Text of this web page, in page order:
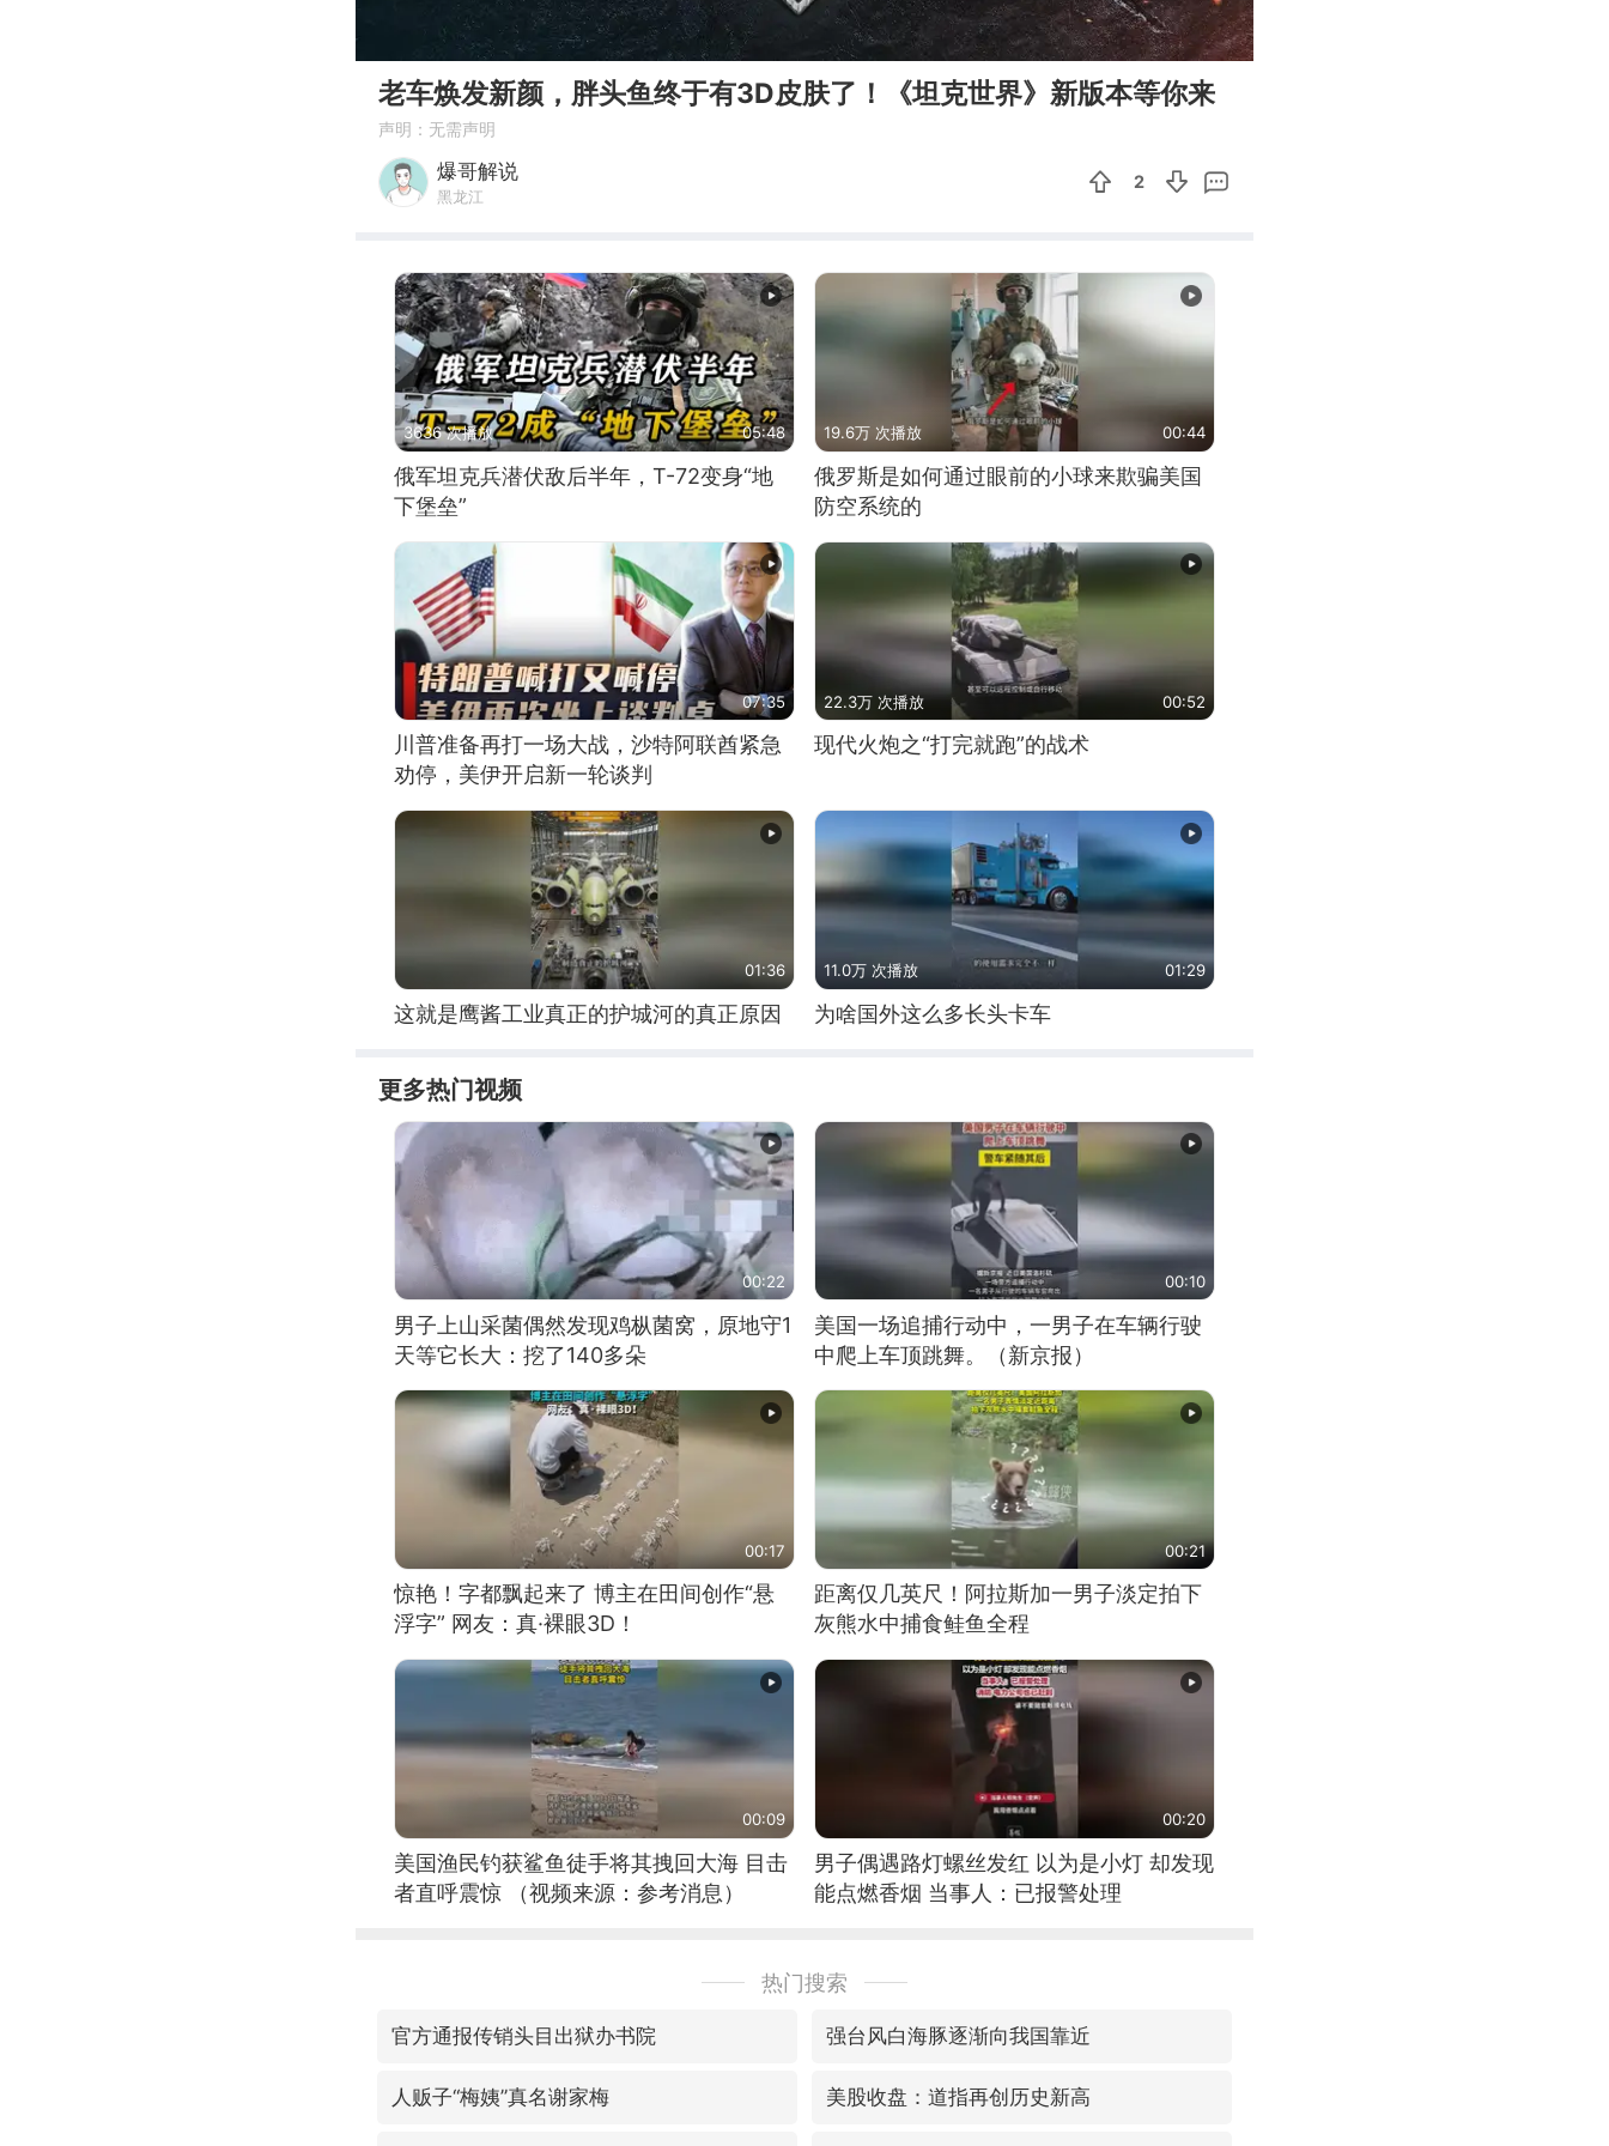
00:56
老车焕发新颜，胖头鱼终于有3D皮肤了！《坦克世界》新版本等你来
声明：无需声明
爆哥解说
黑龙江
2
3636 次播放 05:48
俄军坦克兵潜伏敌后半年，T-72变身“地
下堡垒”
19.6万 次播放 00:44
俄罗斯是如何通过眼前的小球来欺骗美国
防空系统的
07:35
川普准备再打一场大战，沙特阿联酋紧急
劝停，美伊开启新一轮谈判
22.3万 次播放 00:52
现代火炮之“打完就跑”的战术
01:36
这就是鹰酱工业真正的护城河的真正原因
11.0万 次播放 01:29
为啥国外这么多长头卡车
更多热门视频
00:22
男子上山采菌偶然发现鸡枞菌窝，原地守1
天等它长大：挖了140多朵
00:10
美国一场追捕行动中，一男子在车辆行驶
中爬上车顶跳舞。（新京报）
00:17
惊艳！字都飘起来了 博主在田间创作“悬
浮字” 网友：真·裸眼3D！
00:21
距离仅几英尺！阿拉斯加一男子淡定拍下
灰熊水中捕食鲑鱼全程
00:09
美国渔民钓获鲨鱼徒手将其拽回大海 目击
者直呼震惊 （视频来源：参考消息）
00:20
男子偶遇路灯螺丝发红 以为是小灯 却发现
能点燃香烟 当事人：已报警处理
热门搜索
官方通报传销头目出狱办书院 强台风白海豚逐渐向我国靠近
人贩子“梅姨”真名谢家梅 美股收盘：道指再创历史新高